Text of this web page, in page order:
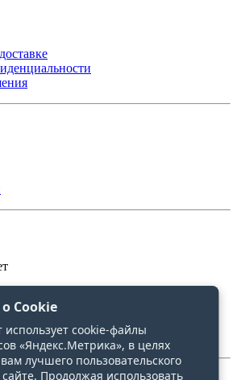
Cookie
cookie-файлы
«Яндекс.Метрика», в целях
лучшего пользовательского
Продолжая использовать